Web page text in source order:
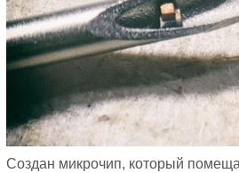
Создан микрочип, который